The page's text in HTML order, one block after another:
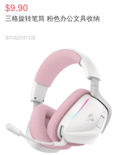
$9.90
三格旋转笔筒 粉色办公文具收纳
amazon.ca